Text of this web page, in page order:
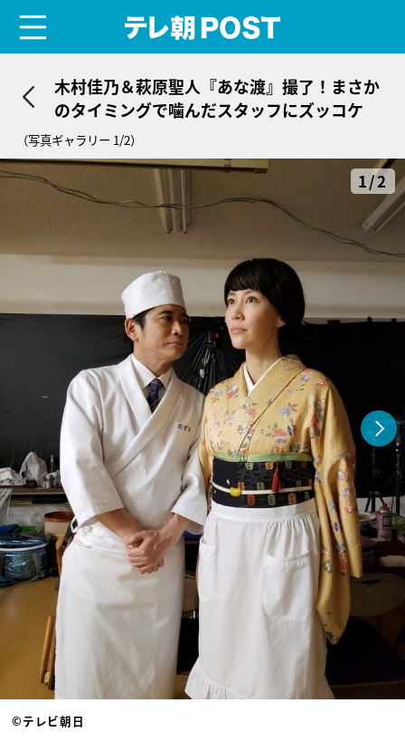
木村佳乃＆萩原聖人『あな渡』撮了！まさか
のタイミングで噛んだスタッフにズッコケ
（写真ギャラリー 1/2）
1/2
©テレビ朝日